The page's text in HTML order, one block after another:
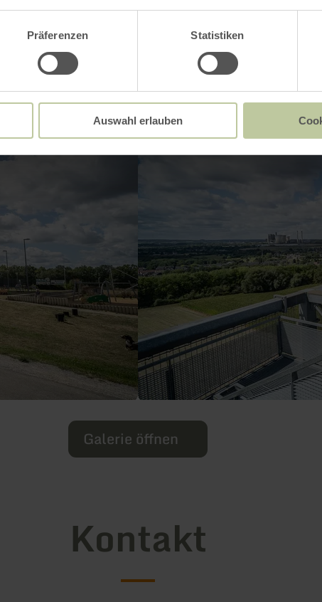
Präferenzen Statistiken
Auswahl erlauben
Impressionen
Galerie öffnen
Kontakt